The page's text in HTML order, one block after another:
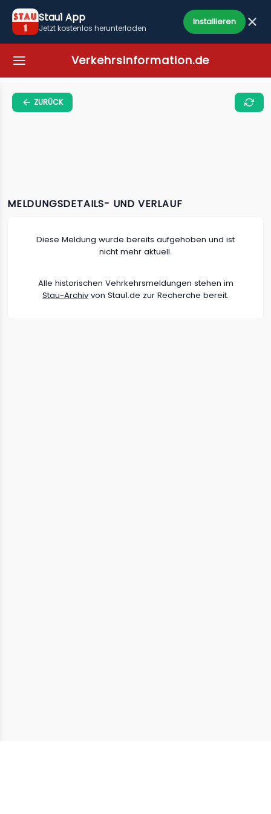
Stau1 App
Jetzt kostenlos herunterladen
Installieren
Verkehrsinformation.de
ZURÜCK
MELDUNGSDETAILS- UND VERLAUF
Diese Meldung wurde bereits aufgehoben und ist
nicht mehr aktuell.
Alle historischen Vehrkehrsmeldungen stehen im
Stau-Archiv von Stau1.de zur Recherche bereit.